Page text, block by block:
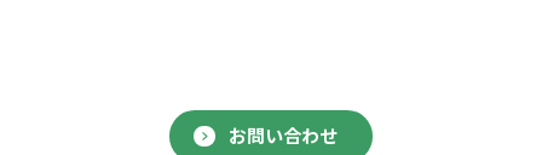
お問い合わせ